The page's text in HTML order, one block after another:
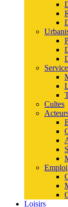
Cultes
Emploi
Loisirs